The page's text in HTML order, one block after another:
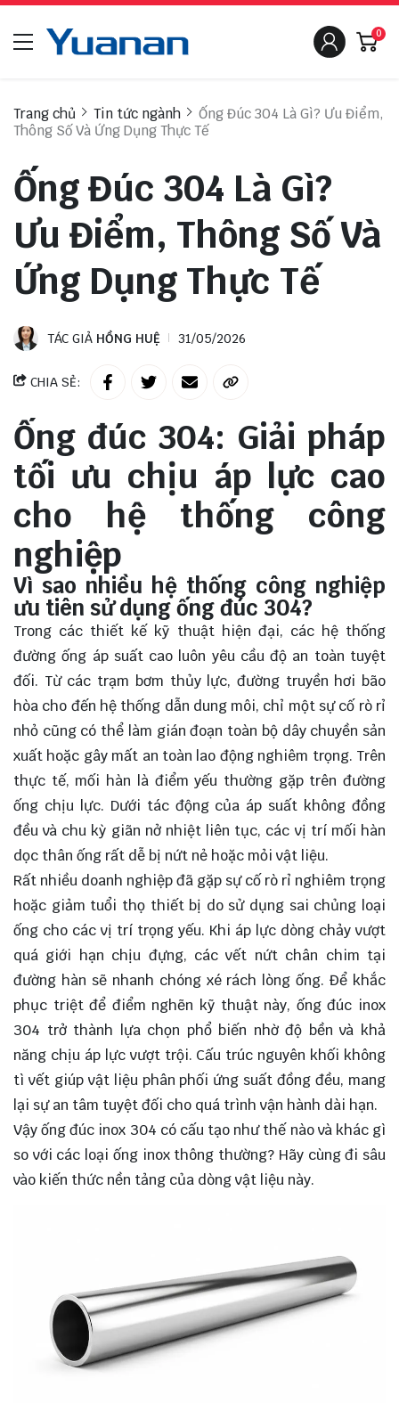
0
Trang chủ Tin tức ngành
Ống Đúc 304 Là Gì? Ưu Điểm,
Thông Số Và Ứng Dụng Thực Tế
Ống Đúc 304 Là Gì?
Ưu Điểm, Thông Số Và
Ứng Dụng Thực Tế
TÁC GIẢ HỒNG HUỆ 31/05/2026
CHIA SẺ:
Ống đúc 304: Giải pháp
tối ưu chịu áp lực cao
cho hệ thống công
nghiệp
Vì sao nhiều hệ thống công nghiệp
ưu tiên sử dụng ống đúc 304?
Trong các thiết kế kỹ thuật hiện đại, các hệ thống
đường ống áp suất cao luôn yêu cầu độ an toàn tuyệt
đối. Từ các trạm bơm thủy lực, đường truyền hơi bão
hòa cho đến hệ thống dẫn dung môi, chỉ một sự cố rò rỉ
nhỏ cũng có thể làm gián đoạn toàn bộ dây chuyền sản
xuất hoặc gây mất an toàn lao động nghiêm trọng. Trên
thực tế, mối hàn là điểm yếu thường gặp trên đường
ống chịu lực. Dưới tác động của áp suất không đồng
đều và chu kỳ giãn nở nhiệt liên tục, các vị trí mối hàn
dọc thân ống rất dễ bị nứt nẻ hoặc mỏi vật liệu.
Rất nhiều doanh nghiệp đã gặp sự cố rò rỉ nghiêm trọng
hoặc giảm tuổi thọ thiết bị do sử dụng sai chủng loại
ống cho các vị trí trọng yếu. Khi áp lực dòng chảy vượt
quá giới hạn chịu đựng, các vết nứt chân chim tại
đường hàn sẽ nhanh chóng xé rách lòng ống. Để khắc
phục triệt để điểm nghẽn kỹ thuật này, ống đúc inox
304 trở thành lựa chọn phổ biến nhờ độ bền và khả
năng chịu áp lực vượt trội. Cấu trúc nguyên khối không
tì vết giúp vật liệu phân phối ứng suất đồng đều, mang
lại sự an tâm tuyệt đối cho quá trình vận hành dài hạn.
Vậy ống đúc inox 304 có cấu tạo như thế nào và khác gì
so với các loại ống inoxthông thường? Hãy cùng đi sâu
vào kiến thức nền tảng của dòng vật liệu này.